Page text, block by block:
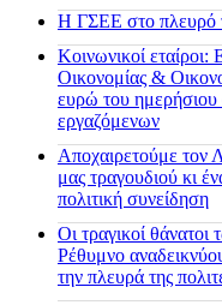
H ΓΣΕΕ στο πλευρό
Κοινωνικοί
Οικονομίας &
ευρώ του ημερήσιου
εργαζόμενων
Αποχαιρετούμε τον
μας τραγουδιού κι
πολιτική συνείδηση
Οι τραγικοί
Ρέθυμνο
την πλευρά της